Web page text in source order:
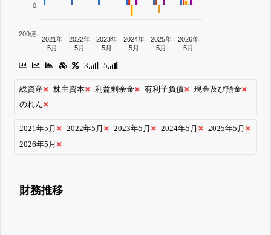
2021年
5月
2022年
5月
2023年
5月
2024年
5月
2025年
5月
2026年
5月
-200億
0
3 5
総資産 株主資本 利益剰余金 有利子負債
現金及び預金
のれん
2021年5月 2022年5月 2023年5月 2024年5月
2025年5月
2026年5月
財務推移